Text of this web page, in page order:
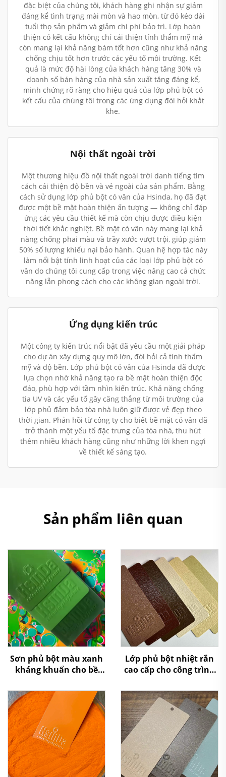
đặc biệt của chúng tôi, khách hàng ghi nhận sự giảm
đáng kể tình trạng mài mòn và hao mòn, từ đó kéo dài
tuổi thọ sản phẩm và giảm chi phí bảo trì. Lớp hoàn
thiện có kết cấu không chỉ cải thiện tính thẩm mỹ mà
còn mang lại khả năng bám tốt hơn cũng như khả năng
chống chịu tốt hơn trước các yếu tố môi trường. Kết
quả là mức độ hài lòng của khách hàng tăng 30% và
doanh số bán hàng của nhà sản xuất tăng đáng kể,
minh chứng rõ ràng cho hiệu quả của lớp phủ bột có
kết cấu của chúng tôi trong các ứng dụng đòi hỏi khắt
khe.
Nội thất ngoài trời
Một thương hiệu đồ nội thất ngoài trời danh tiếng tìm
cách cải thiện độ bền và vẻ ngoài của sản phẩm. Bằng
cách sử dụng lớp phủ bột có vân của Hsinda, họ đã đạt
được một bề mặt hoàn thiện ấn tượng — không chỉ đáp
ứng các yêu cầu thiết kế mà còn chịu được điều kiện
thời tiết khắc nghiệt. Bề mặt có vân này mang lại khả
năng chống phai màu và trầy xước vượt trội, giúp giảm
50% số lượng khiếu nại bảo hành. Quan hệ hợp tác này
làm nổi bật tính linh hoạt của các loại lớp phủ bột có
vân do chúng tôi cung cấp trong việc nâng cao cả chức
năng lẫn phong cách cho các không gian ngoài trời.
Ứng dụng kiến trúc
Một công ty kiến trúc nổi bật đã yêu cầu một giải pháp
cho dự án xây dựng quy mô lớn, đòi hỏi cả tính thẩm
mỹ và độ bền. Lớp phủ bột có vân của Hsinda đã được
lựa chọn nhờ khả năng tạo ra bề mặt hoàn thiện độc
đáo, phù hợp với tầm nhìn kiến trúc. Khả năng chống
tia UV và các yếu tố gây căng thẳng từ môi trường của
lớp phủ đảm bảo tòa nhà luôn giữ được vẻ đẹp theo
thời gian. Phản hồi từ công ty cho biết bề mặt có vân đã
trở thành một yếu tố đặc trưng của tòa nhà, thu hút
thêm nhiều khách hàng cũng như những lời khen ngợi
về thiết kế sáng tạo.
Sản phẩm liên quan
Sơn phủ bột màu xanh
kháng khuẩn cho bề
vệ dài hạn
Lớp phủ bột nhiệt rắn
cao cấp cho công trình
chống chịu thời tiết
cao, bền ngoài trời,
không chứa VOC và đã
được chứng nhận bởi
SGS